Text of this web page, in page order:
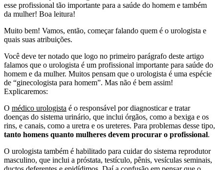
esse profissional tão importante para a saúde do homem e também
da mulher! Boa leitura!
Muito bem! Vamos, então, começar falando quem é o urologista e
quais suas atribuições.
Você deve ter notado que logo no primeiro parágrafo deste artigo
falamos que o urologista é um profissional importante para saúde do
homem e da mulher. Muitos pensam que o urologista é uma espécie
de “ginecologista para homem”. Mas não é bem assim!
Explicaremos:
O médico urologista é o responsável por diagnosticar e tratar
doenças do sistema urinário, que inclui órgãos, como a bexiga e os
rins, e canais, como a uretra e os ureteres. Para problemas desse tipo,
tanto homens quanto mulheres devem procurar o profissional.
O urologista também é habilitado para cuidar do sistema reprodutor
masculino, que inclui a próstata, testículo, pênis, vesículas seminais,